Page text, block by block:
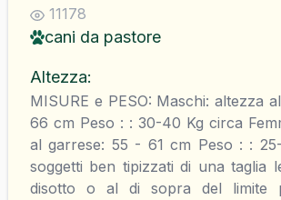
11178
cani da pastore
Altezza:
MISURE e PESO: Maschi: altezza
66 cm Peso : : 30-40 Kg circa
al garrese: 55 - 61 cm Peso : :
soggetti ben tipizzati di una taglia
disotto o al di sopra del limite